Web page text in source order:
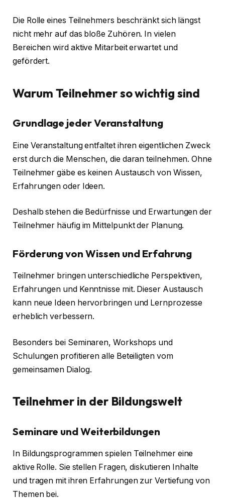
Die Rolle eines Teilnehmers beschränkt sich längst
nicht mehr auf das bloße Zuhören. In vielen
Bereichen wird aktive Mitarbeit erwartet und
gefördert.
Warum Teilnehmer so wichtig sind
Grundlage jeder Veranstaltung
Eine Veranstaltung entfaltet ihren eigentlichen Zweck
erst durch die Menschen, die daran teilnehmen. Ohne
Teilnehmer gäbe es keinen Austausch von Wissen,
Erfahrungen oder Ideen.
Deshalb stehen die Bedürfnisse und Erwartungen der
Teilnehmer häufig im Mittelpunkt der Planung.
Förderung von Wissen und Erfahrung
Teilnehmer bringen unterschiedliche Perspektiven,
Erfahrungen und Kenntnisse mit. Dieser Austausch
kann neue Ideen hervorbringen und Lernprozesse
erheblich verbessern.
Besonders bei Seminaren, Workshops und
Schulungen profitieren alle Beteiligten vom
gemeinsamen Dialog.
Teilnehmer in der Bildungswelt
Seminare und Weiterbildungen
In Bildungsprogrammen spielen Teilnehmer eine
aktive Rolle. Sie stellen Fragen, diskutieren Inhalte
und tragen mit ihren Erfahrungen zur Vertiefung von
Themen bei.